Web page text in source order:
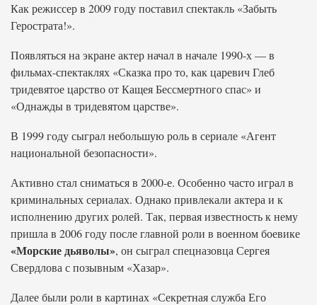
Как режиссер в 2009 году поставил спектакль «Забыть
Герострата!».
Появляться на экране актер начал в начале 1990-х — в
фильмах-спектаклях «Сказка про то, как царевич Глеб
тридевятое царство от Кащея Бессмертного спас» и
«Однажды в тридевятом царстве».
В 1999 году сыграл небольшую роль в сериале «Агент
национальной безопасности».
Активно стал сниматься в 2000-е. Особенно часто играл в
криминальных сериалах. Однако привлекали актера и к
исполнению других ролей. Так, первая известность к нему
пришла в 2006 году после главной роли в военном боевике
«Морские дьяволы», он сыграл спецназовца Сергея
Свердлова с позывным «Хазар».
Далее были роли в картинах «Секретная служба Его